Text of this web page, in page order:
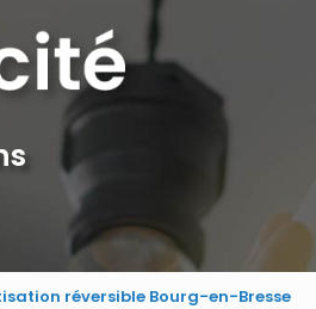
réversible Bourg-en-Bresse